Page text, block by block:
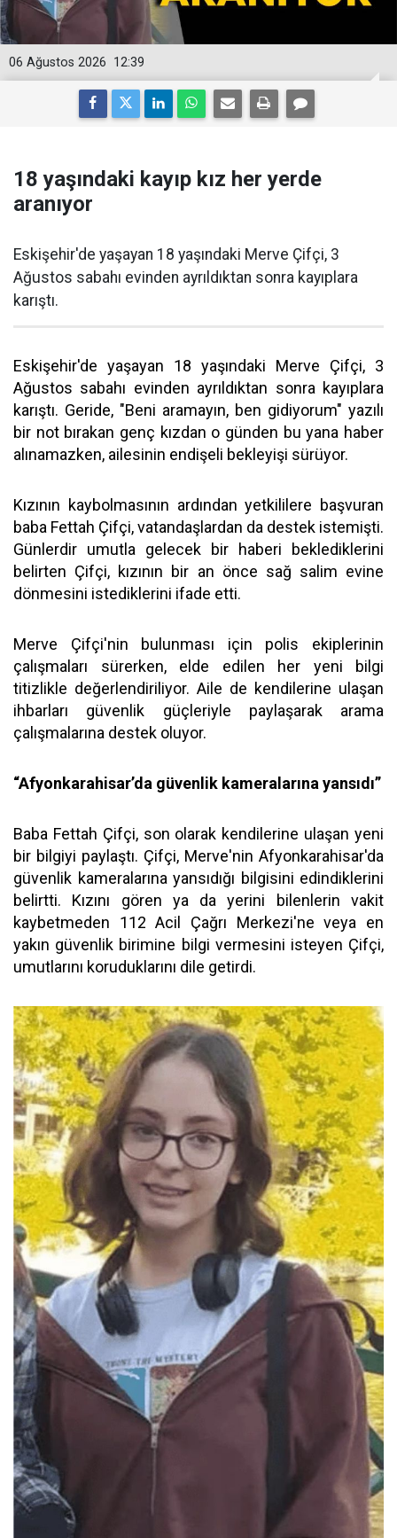
12:39
06 Ağustos 2026
18 yaşındaki kayıp kız her yerde
aranıyor
Eskişehir'de yaşayan 18 yaşındaki Merve Çifçi, 3
Ağustos sabahı evinden ayrıldıktan sonra kayıplara
karıştı.
Eskişehir'de yaşayan 18 yaşındaki Merve Çifçi, 3
Ağustos sabahı evinden ayrıldıktan sonra kayıplara
karıştı. Geride, "Beni aramayın, ben gidiyorum" yazılı
bir not bırakan genç kızdan o günden bu yana haber
alınamazken, ailesinin endişeli bekleyişi sürüyor.
Kızının kaybolmasının ardından yetkililere başvuran
baba Fettah Çifçi, vatandaşlardan da destek istemişti.
Günlerdir umutla gelecek bir haberi beklediklerini
belirten Çifçi, kızının bir an önce sağ salim evine
dönmesini istediklerini ifade etti.
Merve Çifçi'nin bulunması için polis ekiplerinin
çalışmaları sürerken, elde edilen her yeni bilgi
titizlikle değerlendiriliyor. Aile de kendilerine ulaşan
ihbarları güvenlik güçleriyle paylaşarak arama
çalışmalarına destek oluyor.
“Afyonkarahisar’da güvenlik kameralarına yansıdı”
Baba Fettah Çifçi, son olarak kendilerine ulaşan yeni
bir bilgiyi paylaştı. Çifçi, Merve'nin Afyonkarahisar'da
güvenlik kameralarına yansıdığı bilgisini edindiklerini
belirtti. Kızını gören ya da yerini bilenlerin vakit
kaybetmeden 112 Acil Çağrı Merkezi'ne veya en
yakın güvenlik birimine bilgi vermesini isteyen Çifçi,
umutlarını koruduklarını dile getirdi.